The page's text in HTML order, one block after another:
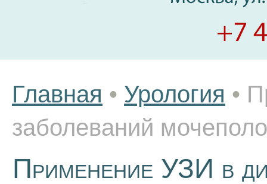
Главная • Урология •
заболеваний
Применение УЗИ в